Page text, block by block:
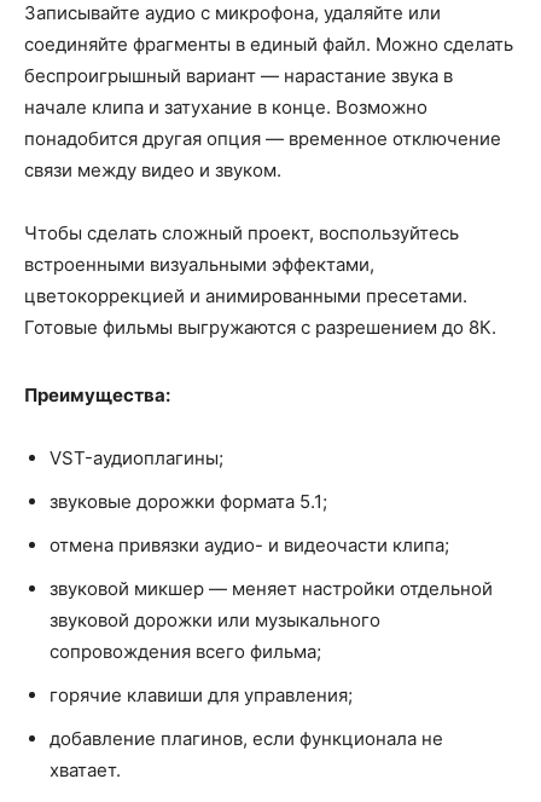
Записывайте аудио с микрофона, удаляйте или
соединяйте фрагменты в единый файл. Можно сделать
беспроигрышный вариант — нарастание звука в
начале клипа и затухание в конце. Возможно
понадобится другая опция — временное отключение
связи между видео и звуком.
Чтобы сделать сложный проект, воспользуйтесь
встроенными визуальными эффектами,
цветокоррекцией и анимированными пресетами.
Готовые фильмы выгружаются с разрешением до 8К.
Преимущества:
VST-аудиоплагины;
звуковые дорожки формата 5.1;
отмена привязки аудио- и видеочасти клипа;
звуковой микшер — меняет настройки отдельной
звуковой дорожки или музыкального
сопровождения всего фильма;
горячие клавиши для управления;
добавление плагинов, если функционала не
хватает.